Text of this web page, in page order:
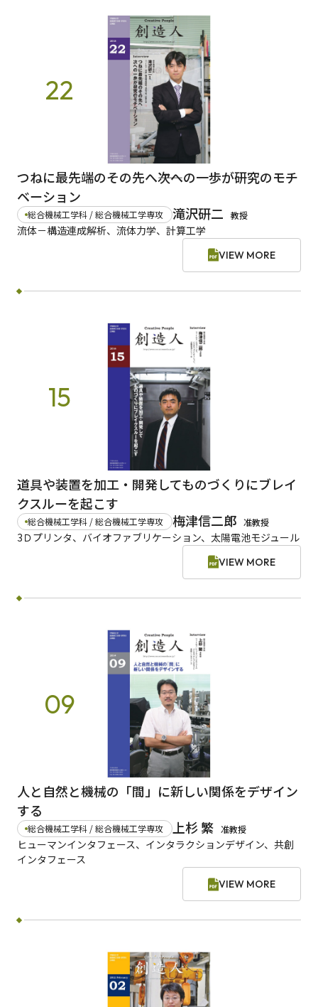
22
つねに最先端のその先へ――次への一歩が研究のモチ
ベーション
総合機械工学科 / 総合機械工学専攻 滝沢研二 教授
流体－構造連成解析、流体力学、計算工学
VIEW MORE
15
道具や装置を加工・開発してものづくりにブレイ
クスルーを起こす
総合機械工学科 / 総合機械工学専攻 梅津信二郎 准教授
3Ｄプリンタ、バイオファブリケーション、太陽電池モジュール
VIEW MORE
09
人と自然と機械の「間」に新しい関係をデザイン
する
総合機械工学科 / 総合機械工学専攻 上杉 繁 准教授
ヒューマンインタフェース、インタラクションデザイン、共創
インタフェース
VIEW MORE